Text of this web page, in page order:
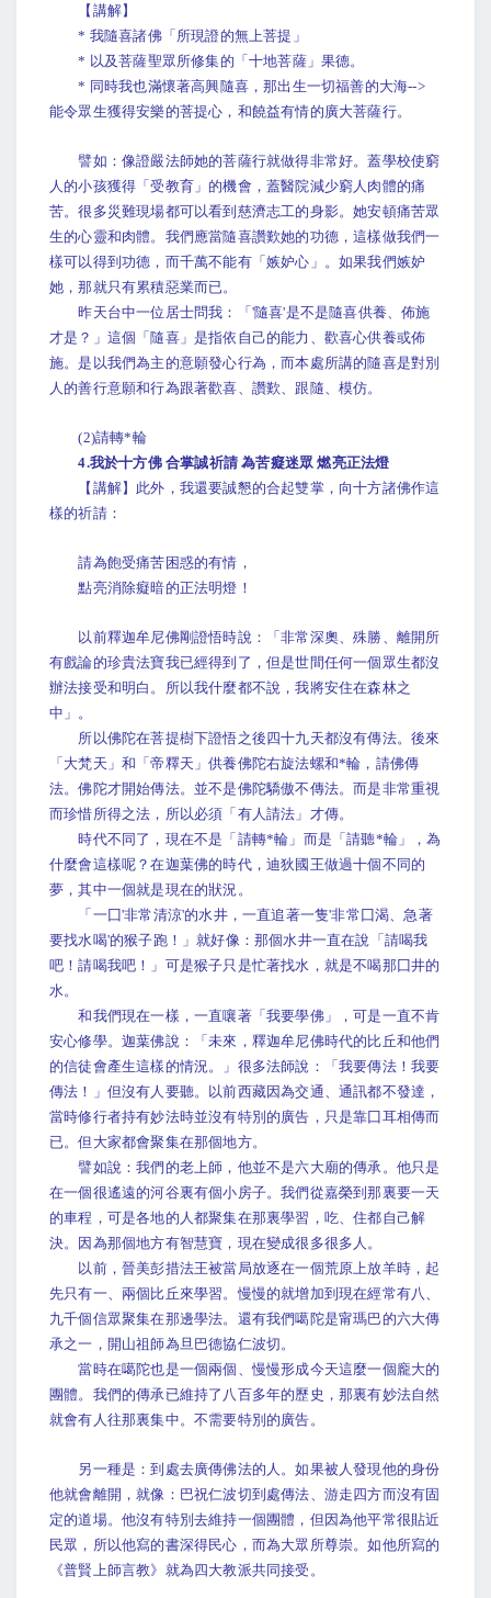
【講解】
* 我隨喜諸佛「所現證的無上菩提」
* 以及菩薩聖眾所修集的「十地菩薩」果德。
* 同時我也滿懷著高興隨喜，那出生一切福善的大海-->
能令眾生獲得安樂的菩提心，和饒益有情的廣大菩薩行。
譬如：像證嚴法師她的菩薩行就做得非常好。蓋學校使窮
人的小孩獲得「受教育」的機會，蓋醫院減少窮人肉體的痛
苦。很多災難現場都可以看到慈濟志工的身影。她安頓痛苦眾
生的心靈和肉體。我們應當隨喜讚歎她的功德，這樣做我們一
樣可以得到功德，而千萬不能有「嫉妒心」。如果我們嫉妒
她，那就只有累積惡業而已。
昨天台中一位居士問我：「'隨喜'是不是隨喜供養、佈施
才是？」這個「隨喜」是指依自己的能力、歡喜心供養或佈
施。是以我們為主的意願發心行為，而本處所講的隨喜是對別
人的善行意願和行為跟著歡喜、讚歎、跟隨、模仿。
(2)請轉*輪
4.我於十方佛 合掌誠祈請 為苦癡迷眾 燃亮正法燈
【講解】此外，我還要誠懇的合起雙掌，向十方諸佛作這
樣的祈請：
請為飽受痛苦困惑的有情，
點亮消除癡暗的正法明燈！
以前釋迦牟尼佛剛證悟時說：「非常深奧、殊勝、離開所
有戲論的珍貴法寶我已經得到了，但是世間任何一個眾生都沒
辦法接受和明白。所以我什麼都不說，我將安住在森林之
中」。
所以佛陀在菩提樹下證悟之後四十九天都沒有傳法。後來
「大梵天」和「帝釋天」供養佛陀右旋法螺和*輪，請佛傳
法。佛陀才開始傳法。並不是佛陀驕傲不傳法。而是非常重視
而珍惜所得之法，所以必須「有人請法」才傳。
時代不同了，現在不是「請轉*輪」而是「請聽*輪」，為
什麼會這樣呢？在迦葉佛的時代，迪狄國王做過十個不同的
夢，其中一個就是現在的狀況。
「一囗'非常清涼'的水井，一直追著一隻'非常囗渴、急著
要找水喝'的猴子跑！」就好像：那個水井一直在說「請喝我
吧！請喝我吧！」可是猴子只是忙著找水，就是不喝那囗井的
水。
和我們現在一樣，一直嚷著「我要學佛」，可是一直不肯
安心修學。迦葉佛說：「未來，釋迦牟尼佛時代的比丘和他們
的信徒會產生這樣的情況。」很多法師說：「我要傳法！我要
傳法！」但沒有人要聽。以前西藏因為交通、通訊都不發達，
當時修行者持有妙法時並沒有特別的廣告，只是靠囗耳相傳而
已。但大家都會聚集在那個地方。
譬如說：我們的老上師，他並不是六大廟的傳承。他只是
在一個很遙遠的河谷裏有個小房子。我們從嘉榮到那裏要一天
的車程，可是各地的人都聚集在那裏學習，吃、住都自己解
決。因為那個地方有智慧寶，現在變成很多很多人。
以前，晉美彭措法王被當局放逐在一個荒原上放羊時，起
先只有一、兩個比丘來學習。慢慢的就增加到現在經常有八、
九千個信眾聚集在那邊學法。還有我們噶陀是甯瑪巴的六大傳
承之一，開山祖師為旦巴德協仁波切。
當時在噶陀也是一個兩個、慢慢形成今天這麼一個龐大的
團體。我們的傳承已維持了八百多年的歷史，那裏有妙法自然
就會有人往那裏集中。不需要特別的廣告。
另一種是：到處去廣傳佛法的人。如果被人發現他的身份
他就會離開，就像：巴祝仁波切到處傳法、游走四方而沒有固
定的道場。他沒有特別去維持一個團體，但因為他平常很貼近
民眾，所以他寫的書深得民心，而為大眾所尊崇。如他所寫的
《普賢上師言教》就為四大教派共同接受。